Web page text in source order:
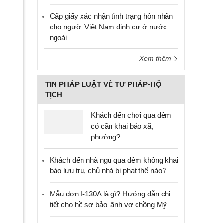
Cấp giấy xác nhận tình trạng hôn nhân
cho người Việt Nam định cư ở nước
ngoài
Xem thêm
TIN PHÁP LUẬT VỀ TƯ PHÁP-HỘ
TỊCH
Khách đến chơi qua đêm
có cần khai báo xã,
phường?
Khách đến nhà ngủ qua đêm không khai
báo lưu trú, chủ nhà bị phạt thế nào?
Mẫu đơn I-130A là gì? Hướng dẫn chi
tiết cho hồ sơ bảo lãnh vợ chồng Mỹ